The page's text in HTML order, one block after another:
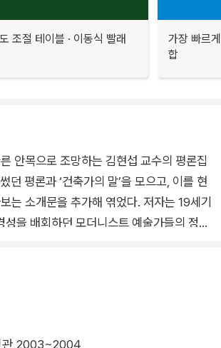
조절 테이블 · 이동식 빨래
가장 빠르
합
안목으로 조망하는 김현섭 교수의 평론집
던 평론과 ‘건축가의 말’을 모으고, 이를 현
는 소개문을 추가해 엮었다. 저자는 19세기
을 배회하던 모더니스트 예술가들의 정신
시도”를 한다.
의 주목을 받았던 크고 작은 건축물 12개
게 분석하되, 애정 어린 시선으로 살핀다.
관 2003~2004